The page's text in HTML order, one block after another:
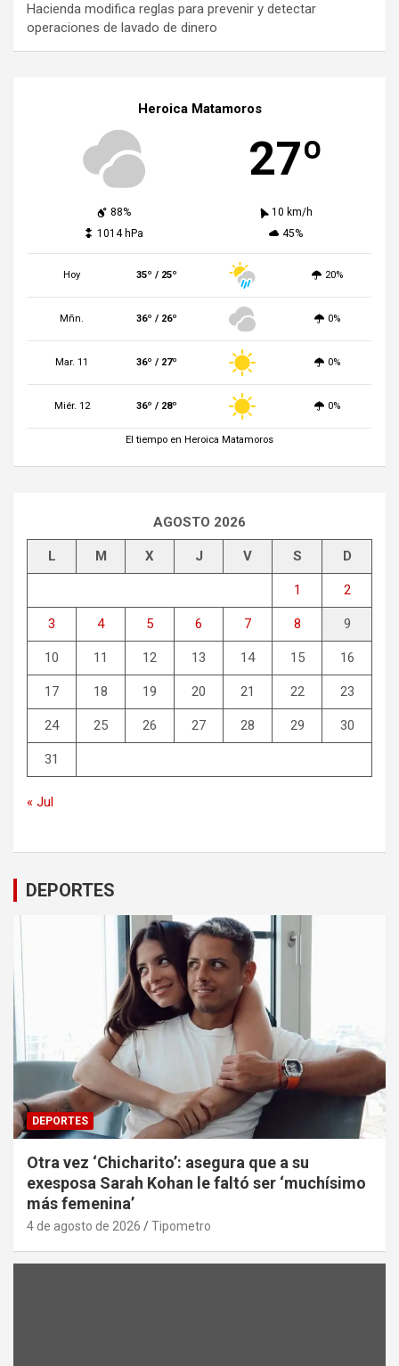
Hacienda modifica reglas para prevenir y detectar
operaciones de lavado de dinero
Heroica Matamoros
27º
88%
10 km/h
1014 hPa
45%
Hoy 35º / 25º 20%
Mñn. 36º / 26º 0%
Mar. 11 36º / 27º 0%
Miér. 12 36º / 28º 0%
El tiempo en Heroica Matamoros
AGOSTO 2026
L M X J V S D
1 2
3 4 5 6 7 8 9
10 11 12 13 14 15 16
17 18 19 20 21 22 23
24 25 26 27 28 29 30
31
« Jul
DEPORTES
DEPORTES
Otra vez ‘Chicharito’: asegura que a su
exesposa Sarah Kohan le faltó ser ‘muchísimo
más femenina’
4 de agosto de 2026 Tipometro